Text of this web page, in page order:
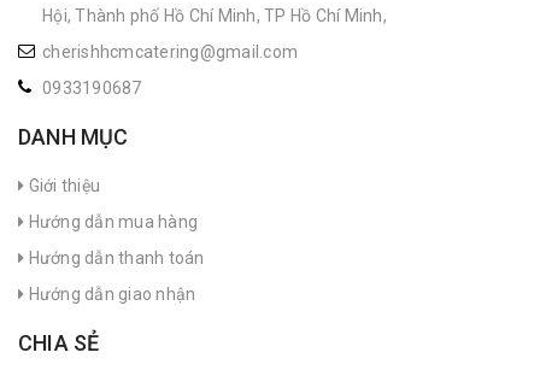
Hội, Thành phố Hồ Chí Minh, TP Hồ Chí Minh,
cherishhcmcatering@gmail.com
0933190687
DANH MỤC
Giới thiệu
Hướng dẫn mua hàng
Hướng dẫn thanh toán
Hướng dẫn giao nhận
CHIA SẺ